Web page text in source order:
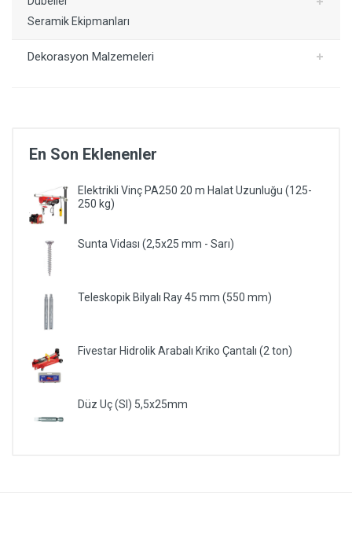
Seramik Ekipmanları
Dekorasyon Malzemeleri
En Son Eklenenler
Elektrikli Vinç PA250 20 m Halat Uzunluğu (125-
250 kg)
Sunta Vidası (2,5x25 mm - Sarı)
Teleskopik Bilyalı Ray 45 mm (550 mm)
Fivestar Hidrolik Arabalı Kriko Çantalı (2 ton)
Düz Uç (Sl) 5,5x25mm